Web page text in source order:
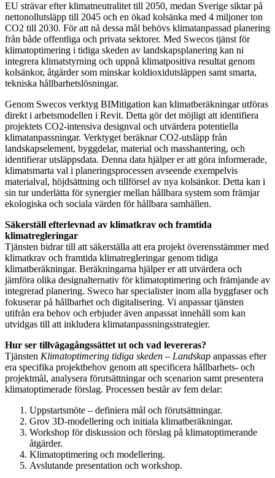
EU strävar efter klimatneutralitet till 2050, medan Sverige siktar på
nettonollutsläpp till 2045 och en ökad kolsänka med 4 miljoner ton
CO2 till 2030. För att nå dessa mål behövs klimatanpassad planering
från både offentliga och privata sektorer. Med Swecos tjänst för
klimatoptimering i tidiga skeden av landskapsplanering kan ni
integrera klimatstyrning och uppnå klimatpositiva resultat genom
kolsänkor, åtgärder som minskar koldioxidutsläppen samt smarta,
tekniska hållbarhetslösningar.
Genom Swecos verktyg BIMitigation kan klimatberäkningar utföras
direkt i arbetsmodellen i Revit. Detta gör det möjligt att identifiera
projektets CO2-intensiva designval och utvärdera potentiella
klimatanpassningar. Verktyget beräknar CO2-utsläpp från
landskapselement, byggdelar, material och masshantering, och
identifierar utsläppsdata. Denna data hjälper er att göra informerade,
klimatsmarta val i planeringsprocessen avseende exempelvis
materialval, höjdsättning och tillförsel av nya kolsänkor. Detta kan i
sin tur underlätta för synergier mellan hållbara system som främjar
ekologiska och sociala värden för hållbara samhällen.
Säkerställ efterlevnad av klimatkrav och framtida
klimatregleringar
Tjänsten bidrar till att säkerställa att era projekt överensstämmer med
klimatkrav och framtida klimatregleringar genom tidiga
klimatberäkningar. Beräkningarna hjälper er att utvärdera och
jämföra olika designalternativ för klimatoptimering och främjande av
integrerad planering. Sweco har specialister inom alla byggfaser och
fokuserar på hållbarhet och digitalisering. Vi anpassar tjänsten
utifrån era behov och erbjuder även anpassat innehåll som kan
utvidgas till att inkludera klimatanpassningsstrategier.
Hur ser tillvägagångssättet ut och vad levereras?
Tjänsten Klimatoptimering tidiga skeden – Landskap anpassas efter
era specifika projektbehov genom att specificera hållbarhets- och
projektmål, analysera förutsättningar och scenarion samt presentera
klimatoptimerade förslag. Processen består av fem delar:
Uppstartsmöte – definiera mål och förutsättningar.
Grov 3D-modellering och initiala klimatberäkningar.
Workshop för diskussion och förslag på klimatoptimerande
åtgärder.
Klimatoptimering och modellering.
Avslutande presentation och workshop.